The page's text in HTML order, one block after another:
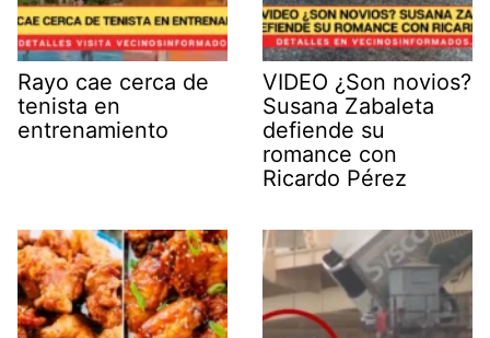
Rayo cae cerca de
tenista en
entrenamiento
VIDEO ¿Son novios?
Susana Zabaleta
defiende su
romance con
Ricardo Pérez